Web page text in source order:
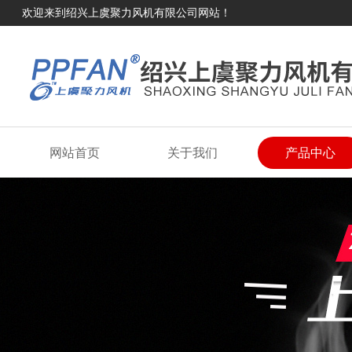
欢迎来到绍兴上虞聚力风机有限公司网站！
网站首页 关于我们 产品中心